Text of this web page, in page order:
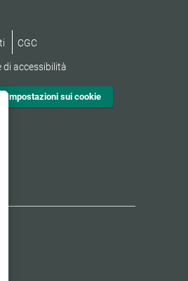
CGC
di accessibilità
Impostazioni sui cookie